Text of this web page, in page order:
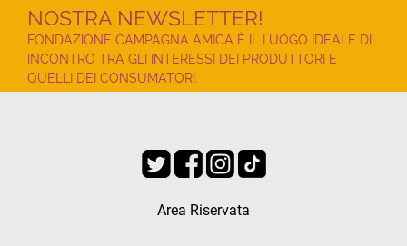
NOSTRA NEWSLETTER!
FONDAZIONE CAMPAGNA AMICA È IL LUOGO IDEALE DI
INCONTRO TRA GLI INTERESSI DEI PRODUTTORI E
QUELLI DEI CONSUMATORI.
Area Riservata